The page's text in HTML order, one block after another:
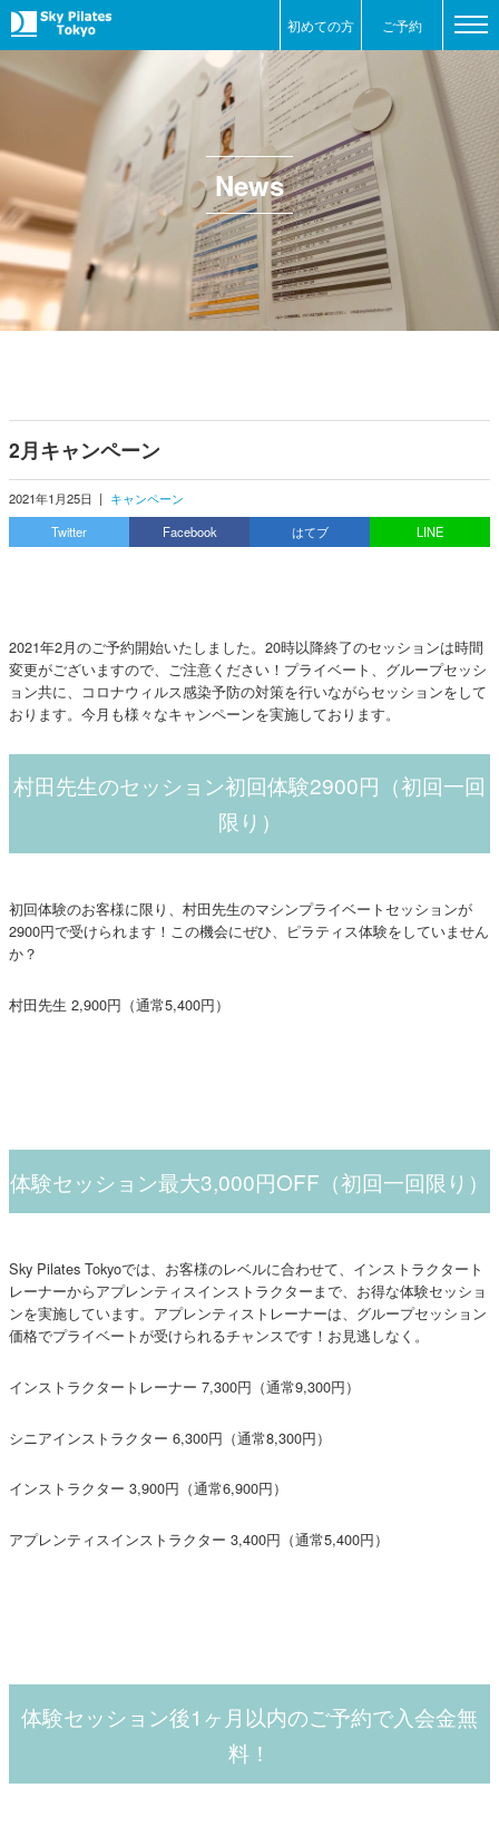
初めての方 ご予約
News
2月キャンペーン
2021年1月25日 | キャンペーン
Twitter
Facebook はてブ LINE
2021年2月のご予約開始いたしました。20時以降終了のセッションは時間
変更がございますので、ご注意ください！プライベート、グループセッシ
ョン共に、コロナウィルス感染予防の対策を行いながらセッションをして
おります。今月も様々なキャンペーンを実施しております。
村田先生のセッション初回体験2900円（初回一回
限り）
初回体験のお客様に限り、村田先生のマシンプライベートセッションが
2900円で受けられます！この機会にぜひ、ピラティス体験をしていません
か？
村田先生 2,900円（通常5,400円）
体験セッション最大3,000円OFF（初回一回限り）
Sky Pilates Tokyoでは、お客様のレベルに合わせて、インストラクタート
レーナーからアプレンティスインストラクターまで、お得な体験セッショ
ンを実施しています。アプレンティストレーナーは、グループセッション
価格でプライベートが受けられるチャンスです！お見逃しなく。
インストラクタートレーナー 7,300円（通常9,300円）
シニアインストラクター 6,300円（通常8,300円）
インストラクター 3,900円（通常6,900円）
アプレンティスインストラクター 3,400円（通常5,400円）
体験セッション後1ヶ月以内のご予約で入会金無
料！